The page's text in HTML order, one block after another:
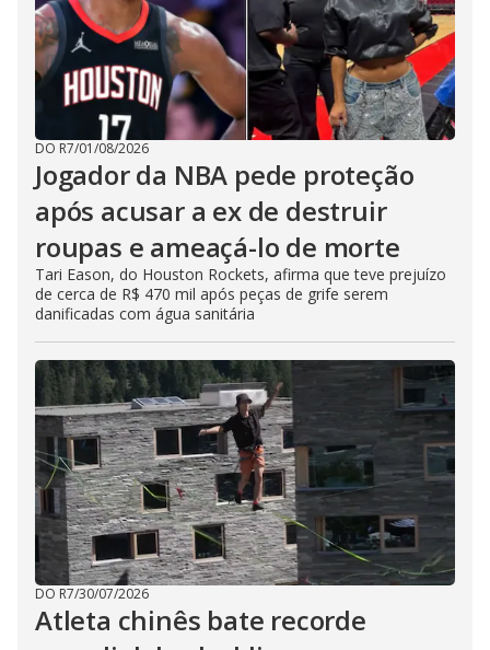
DO R7/01/08/2026
Jogador da NBA pede proteção
após acusar a ex de destruir
roupas e ameaçá-lo de morte
Tari Eason, do Houston Rockets, afirma que teve prejuízo
de cerca de R$ 470 mil após peças de grife serem
danificadas com água sanitária
DO R7/30/07/2026
Atleta chinês bate recorde